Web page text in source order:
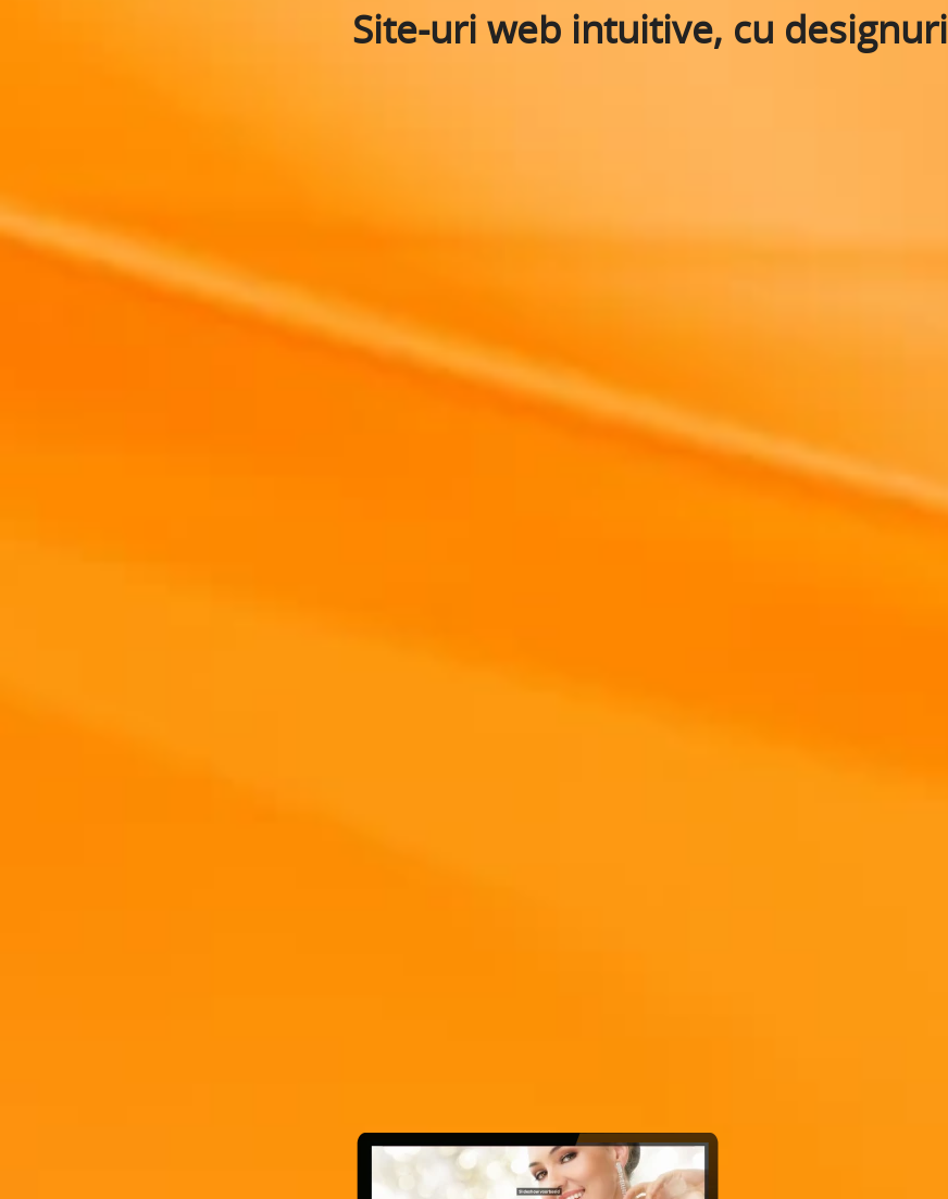
Site-uri web intuitive, cu designuri